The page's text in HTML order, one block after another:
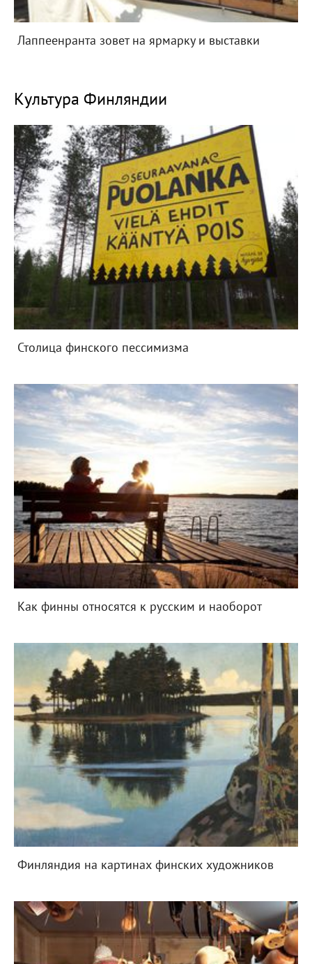
Лаппеенранта зовет на ярмарку и выставки
Культура Финляндии
Столица финского пессимизма
Как финны относятся к русским и наоборот
Финляндия на картинах финских художников